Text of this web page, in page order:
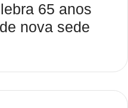
65 anos
nova sede